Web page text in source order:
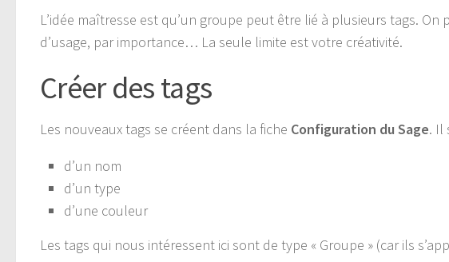
L’idée maîtresse est qu’un groupe peut être lié à plusieurs tags.
d’usage, par importance… La seule limite est votre créativité.
Créer des tags
Les nouveaux tags se créent dans la fiche Configuration du Sage. Il
d’un nom
d’un type
d’une couleur
Les tags qui nous intéressent ici sont de type « Groupe » (car ils